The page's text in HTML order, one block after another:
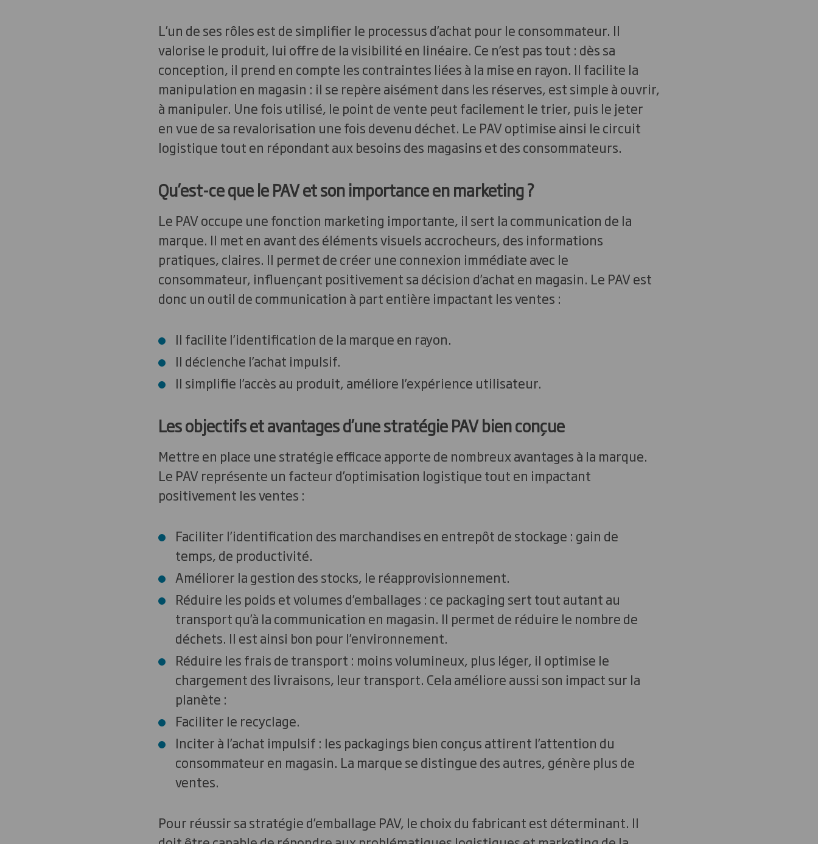
L’un de ses rôles est de simplifier le processus d’achat pour le consommateur. Il
valorise le produit, lui offre de la visibilité en linéaire. Ce n’est pas tout : dès sa
conception, il prend en compte les contraintes liées à la mise en rayon. Il facilite la
manipulation en magasin : il se repère aisément dans les réserves, est simple à ouvrir,
à manipuler. Une fois utilisé, le point de vente peut facilement le trier, puis le jeter
en vue de sa revalorisation une fois devenu déchet. Le PAV optimise ainsi le circuit
logistique tout en répondant aux besoins des magasins et des consommateurs.
Qu’est-ce que le PAV et son importance en marketing ?
Le PAV occupe une fonction marketing importante, il sert la communication de la
marque. Il met en avant des éléments visuels accrocheurs, des informations
pratiques, claires. Il permet de créer une connexion immédiate avec le
consommateur, influençant positivement sa décision d’achat en magasin. Le PAV est
donc un outil de communication à part entière impactant les ventes :
Il facilite l’identification de la marque en rayon.
Il déclenche l’achat impulsif.
Il simplifie l’accès au produit, améliore l’expérience utilisateur.
Les objectifs et avantages d’une stratégie PAV bien conçue
Mettre en place une stratégie efficace apporte de nombreux avantages à la marque.
Le PAV représente un facteur d’optimisation logistique tout en impactant
positivement les ventes :
Faciliter l’identification des marchandises en entrepôt de stockage : gain de
temps, de productivité.
Améliorer la gestion des stocks, le réapprovisionnement.
Réduire les poids et volumes d’emballages : ce packaging sert tout autant au
transport qu’à la communication en magasin. Il permet de réduire le nombre de
déchets. Il est ainsi bon pour l’environnement.
Réduire les frais de transport : moins volumineux, plus léger, il optimise le
chargement des livraisons, leur transport. Cela améliore aussi son impact sur la
planète :
Faciliter le recyclage.
Inciter à l’achat impulsif : les packagings bien conçus attirent l’attention du
consommateur en magasin. La marque se distingue des autres, génère plus de
ventes.
Pour réussir sa stratégie d’emballage PAV, le choix du fabricant est déterminant. Il